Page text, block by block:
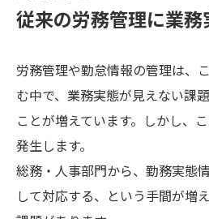
従来の労務管理に業
労務管理や勤怠情報の管理は、
む中で、業務実態が見えない課
ことが増えています。しかし、
発生します。
総務・人事部門から、勤務実態
して対応する、という手間が増